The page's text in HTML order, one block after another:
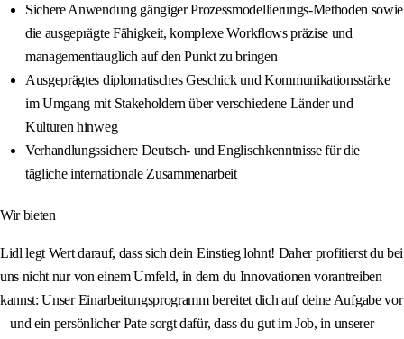
Sichere Anwendung gängiger Prozessmodellierungs-Methoden sowie
die ausgeprägte Fähigkeit, komplexe Workflows präzise und
managementtauglich auf den Punkt zu bringen
Ausgeprägtes diplomatisches Geschick und Kommunikationsstärke
im Umgang mit Stakeholdern über verschiedene Länder und
Kulturen hinweg
Verhandlungssichere Deutsch- und Englischkenntnisse für die
tägliche internationale Zusammenarbeit
Wir bieten
Lidl legt Wert darauf, dass sich dein Einstieg lohnt! Daher profitierst du bei
uns nicht nur von einem Umfeld, in dem du Innovationen vorantreiben
kannst: Unser Einarbeitungsprogramm bereitet dich auf deine Aufgabe vor
– und ein persönlicher Pate sorgt dafür, dass du gut im Job, in unserer